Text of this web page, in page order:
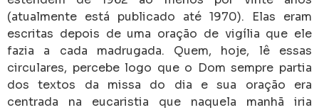
(atualmente está publicado até 1970). Elas eram
escritas depois de uma oração de vigília que ele
fazia a cada madrugada. Quem, hoje, lê essas
circulares, percebe logo que o Dom sempre partia
dos textos da missa do dia e sua oração era
centrada na eucaristia que naquela manhã iria